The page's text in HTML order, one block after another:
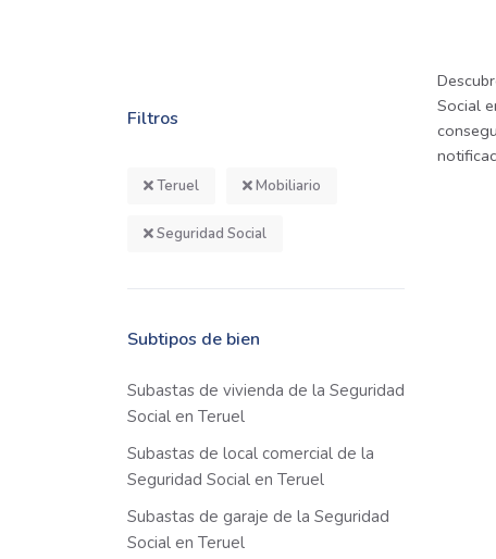
Filtros
Teruel Mobiliario
Seguridad Social
Subtipos de bien
Subastas de vivienda de la Seguridad
Social en Teruel
Subastas de local comercial de la
Seguridad Social en Teruel
Subastas de garaje de la Seguridad
Social en Teruel
Social